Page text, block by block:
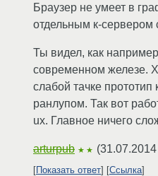
Браузер не умеет в
отдельным к-сервером
Ты видел, как
современном железе.
слабой тачке
ранлупом. Так вот
ux. Главное ничего
arturpub ★★ (
Показать ответ Ссылка